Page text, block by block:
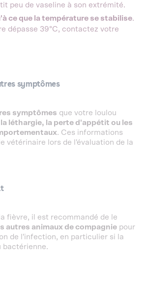
peu de vaseline à son extrémité.
ce que la température se stabilise.
dépasse 39°C, contactez votre
symptômes
symptômes que votre loulou
léthargie, la perte d'appétit ou les
. Ces informations
vétérinaire lors de l'évaluation de la
fièvre, il est recommandé de le
autres animaux de compagnie pour
de l'infection, en particulier si la
bactérienne.